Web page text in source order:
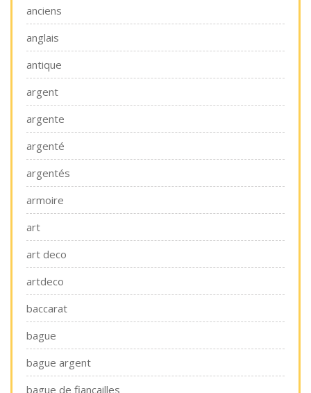
anciens
anglais
antique
argent
argente
argenté
argentés
armoire
art
art deco
artdeco
baccarat
bague
bague argent
bague de fiancailles